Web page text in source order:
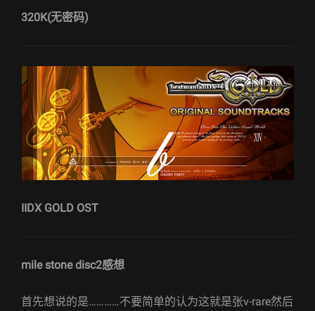
320K(无密码)
IIDX GOLD OST
mile stone disc2感想
首先想说的是…………不要简单的认为这就是张v-rare然后